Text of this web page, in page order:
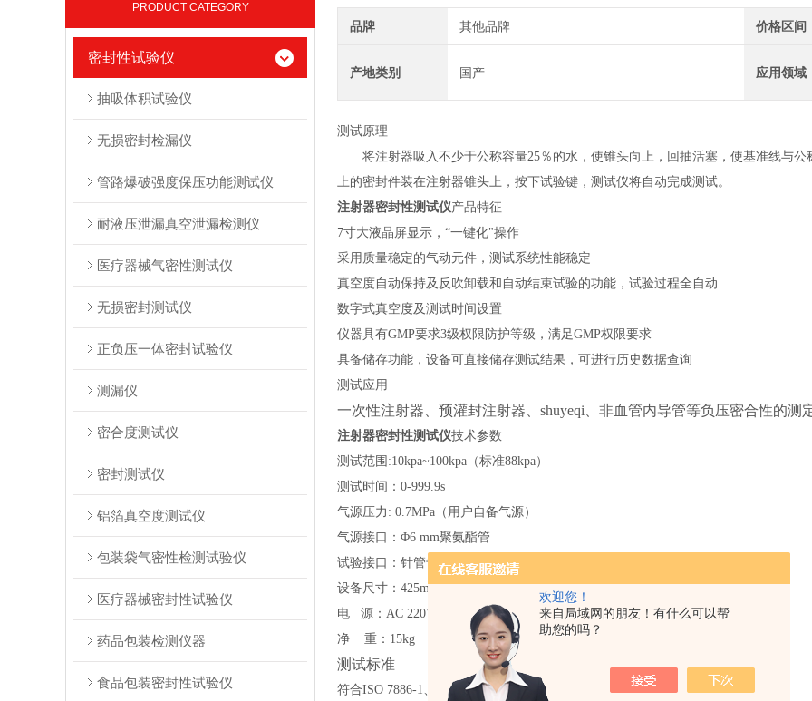
欢迎您！
来自局域网的朋友！有什么可以帮
助您的吗？
PRODUCT CATEGORY
密封性试验仪
抽吸体积试验仪
无损密封检漏仪
管路爆破强度保压功能测试仪
耐液压泄漏真空泄漏检测仪
医疗器械气密性测试仪
无损密封测试仪
正负压一体密封试验仪
测漏仪
密合度测试仪
密封测试仪
铝箔真空度测试仪
包装袋气密性检测试验仪
医疗器械密封性试验仪
药品包装检测仪器
食品包装密封性试验仪
品牌 其他品牌 价格区间
产地类别 国产 应用领域
测试原理
将注射器吸入不少于公称容量25％的水，使锥头向上，回抽活塞，使基准线与
上的密封件装在注射器锥头上，按下试验键，测试仪将自动完成测试。
注射器密封性测试仪产品特征
7寸大液晶屏显示， “一键化"操作
采用 质量稳定的气动元件，测试系统性能稳定
真空度自动保持及反吹卸载和自动结束试验的功能，试验过程全自动
数字式真空度及测试时间设置
仪器具有GMP要求3级权限防护等级，满足GMP权限要求
具备储存功能，设备可直接储存测试结果，可进行历史数据查询
测试应用
一次性注射器、预灌封注射器、shuyeqi、非血管内导管等负压密合性的测
注射器密封性测试仪技术参数
测试范围 :10kpa~100kpa（标准88kpa）
测试时间： 0-999.9s
气源压力 : 0.7MPa（用户自备气源）
气源接口： Φ6 mm聚氨酯管
试验接口：针管专用接口
设备尺寸： 425mm(L)X300mm(W)X260mm(H)
电
源：AC 220V 50Hz
净
重：15kg
测试标准
符合ISO 7886-1、 ISO8537-2016 、YY0497-2018 、GB15810-2019